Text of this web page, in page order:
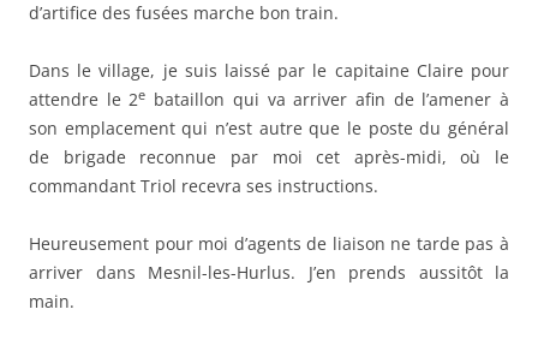
d’artifice des fusées marche bon train.
Dans le village, je suis laissé par le capitaine Claire pour
attendre le 2e bataillon qui va arriver afin de l’amener à
son emplacement qui n’est autre que le poste du général
de brigade reconnue par moi cet après-midi, où le
commandant Triol recevra ses instructions.
Heureusement pour moi d’agents de liaison ne tarde pas à
arriver dans Mesnil-les-Hurlus. J’en prends aussitôt la
main.